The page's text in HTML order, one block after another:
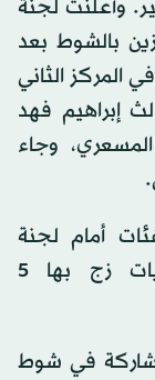
وأعلنت لجنة
بالشوط بعد
المركز الثاني
إبراهيم فهد
وجاء
الفئات أمام لجنة
التحكيم النهائي بطريقة الخوارزميات زج بها 5
في شوط